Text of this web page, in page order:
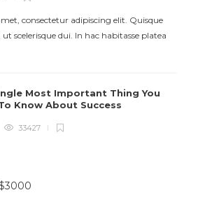
consectetur adipiscing elit. Quisque
scelerisque dui. In hac habitasse platea
Most Important Thing You
Know About Success
33427